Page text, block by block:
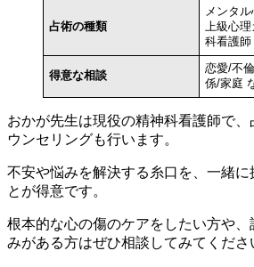
占術の種類
メンタ
上級心
科看護師
得意な相談
恋愛/不
係/家庭
おかが先生は現役の精神科看護師で
ウンセリングも行います。
不安や悩みを解決する糸口を、一緒に
とが得意です。
根本的な心の傷のケアをしたい方や
みがある方はぜひ相談してみてくださ